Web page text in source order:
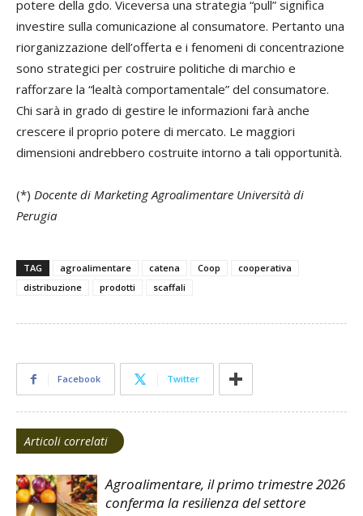
potere della gdo. Viceversa una strategia “pull” significa
investire sulla comunicazione al consumatore. Pertanto una
riorganizzazione dell’offerta e i fenomeni di concentrazione
sono strategici per costruire politiche di marchio e
rafforzare la “lealtà comportamentale” del consumatore.
Chi sarà in grado di gestire le informazioni farà anche
crescere il proprio potere di mercato. Le maggiori
dimensioni andrebbero costruite intorno a tali opportunità.
(*) Docente di Marketing Agroalimentare Università di
Perugia
TAG agroalimentare catena Coop
cooperativa
distribuzione
prodotti scaffali
Facebook Twitter
Articoli correlati
Agroalimentare, il primo trimestre 2026
conferma la resilienza del settore